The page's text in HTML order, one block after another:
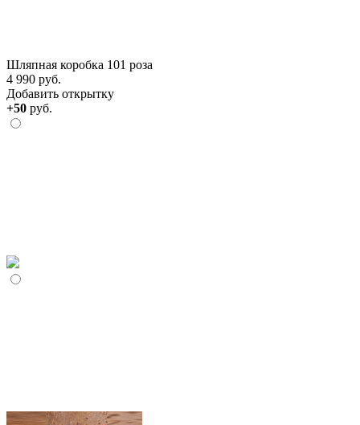
Шляпная коробка 101 роза
4 990 руб.
Добавить открытку
+50 руб.